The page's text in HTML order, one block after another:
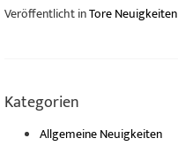
Veröffentlicht inTore Neuigkeiten
Kategorien
Allgemeine Neuigkeiten